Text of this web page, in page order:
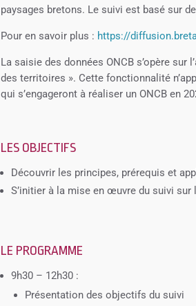
paysages bretons. Le suivi est basé sur
Pour en savoir plus : https://
La saisie des données ONCB s’opère
des territoires ». Cette fonctionnalité
qui s’engageront à réaliser un ONCB en
LES OBJECTIFS
Découvrir les principes, prérequis et
S’initier à la mise en œuvre du suivi
LE PROGRAMME
9h30 – 12h30 :
Présentation des objectifs du suivi